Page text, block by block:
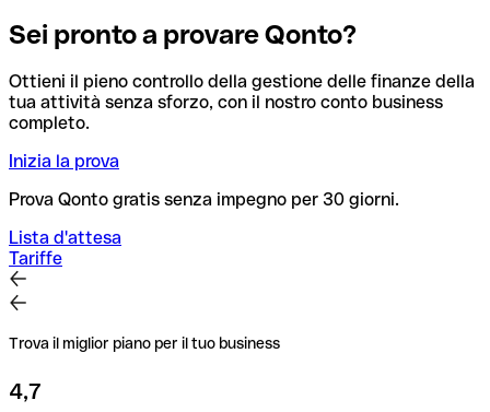
Sei pronto a provare Qonto?
Ottieni il pieno controllo della gestione delle finanze della
tua attività senza sforzo, con il nostro conto business
completo.
Inizia la prova
Prova Qonto gratis senza impegno per 30 giorni.
Lista d'attesa
Tariffe
Trova il miglior piano per il tuo business
4,7